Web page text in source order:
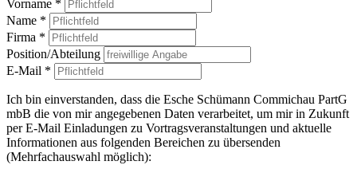
Vorname *
Name *
Firma *
Position/Abteilung
E-Mail *
Ich bin einverstanden, dass die Esche Schümann Commichau PartG
mbB die von mir angegebenen Daten verarbeitet, um mir in Zukunft
per E-Mail Einladungen zu Vortragsveranstaltungen und aktuelle
Informationen aus folgenden Bereichen zu übersenden
(Mehrfachauswahl möglich):